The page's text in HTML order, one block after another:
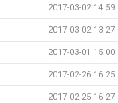
2017-03-02 14:59
2017-03-02 13:27
2017-03-01 15:00
2017-02-26 16:25
2017-02-25 16:27